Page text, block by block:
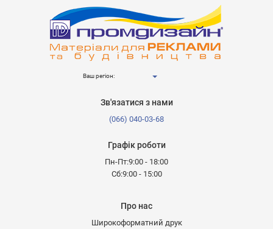
Ваш регіон:
Зв'язатися з нами
(066) 040-03-68
Графік роботи
Пн-Пт:9:00 - 18:00
Сб:9:00 - 15:00
Про нас
Широкоформатний друк